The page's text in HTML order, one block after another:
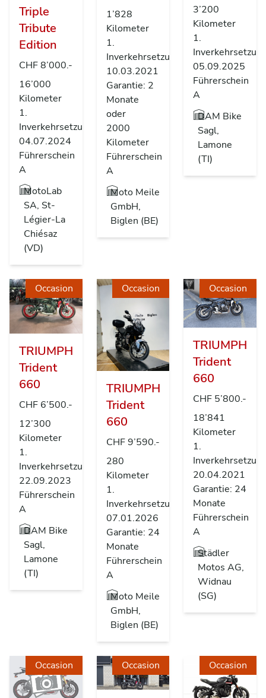
Triple
Tribute
Edition
CHF 8’000.-
16’000
Kilometer
1.
Inverkehrsetzung
04.07.2024
Führerschein
A
MotoLab
SA, St-
Légier-La
Chiésaz
(VD)
1’828
Kilometer
1.
Inverkehrsetzung
10.03.2021
Garantie: 2
Monate
oder
2000
Kilometer
Führerschein
A
Moto Meile
GmbH,
Biglen (BE)
3’200
Kilometer
1.
05.09.2025
Führerschein
A
DAM Bike
Sagl,
Lamone
(TI)
Occasion
TRIUMPH
Trident
660
CHF 6’500.-
12’300
Kilometer
1.
Inverkehrsetzung
22.09.2023
Führerschein
A
DAM Bike
Sagl,
Lamone
(TI)
Occasion
TRIUMPH
Trident
660
CHF 9’590.-
280
Kilometer
1.
Inverkehrsetzung
07.01.2026
Garantie: 24
Monate
Führerschein
A
Moto Meile
GmbH,
Biglen (BE)
Occasion
TRIUMPH
Trident
660
CHF 5’800.-
18’841
Kilometer
1.
20.04.2021
Garantie: 24
Monate
Führerschein
A
Städler
Motos AG,
Widnau
(SG)
Occasion Occasion Occasion